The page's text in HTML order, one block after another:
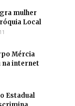
mulher
Local
Mércia
na internet
Estadual